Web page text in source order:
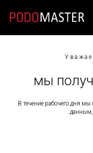
мы
В течение рабочего дня
данным,